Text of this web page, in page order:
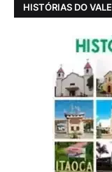
HISTÓRIAS DO VALE